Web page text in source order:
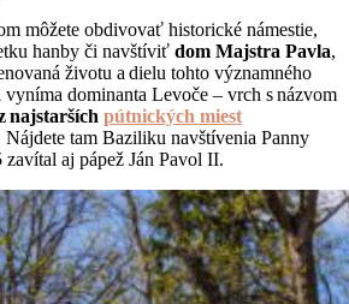
môžete obdivovať historické námestie,
hanby či navštíviť dom Majstra Pavla,
životu a dielu tohto významného
vyníma dominanta Levoče – vrch s názvom
najstarších pútnických miest
tam Baziliku navštívenia Panny
aj pápež Ján Pavol II.